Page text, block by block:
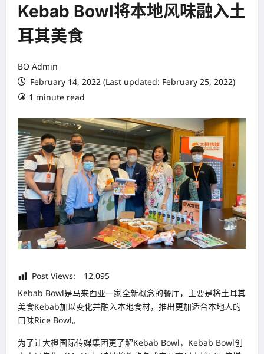
Kebab Bowl将本地风味融入土
耳其美食
BO Admin
February 14, 2022 (Last updated: February 25, 2022)
1 minute read
Post Views:
12,095
Kebab Bowl是马来西亚一家全新概念的餐厅，主要是将土耳其
美食Kebab加以变化并融入本地食材，推出更加适合本地人的
口味Rice Bowl。
为了让大橙国际传媒集团更了解Kebab Bowl，Kebab Bowl创